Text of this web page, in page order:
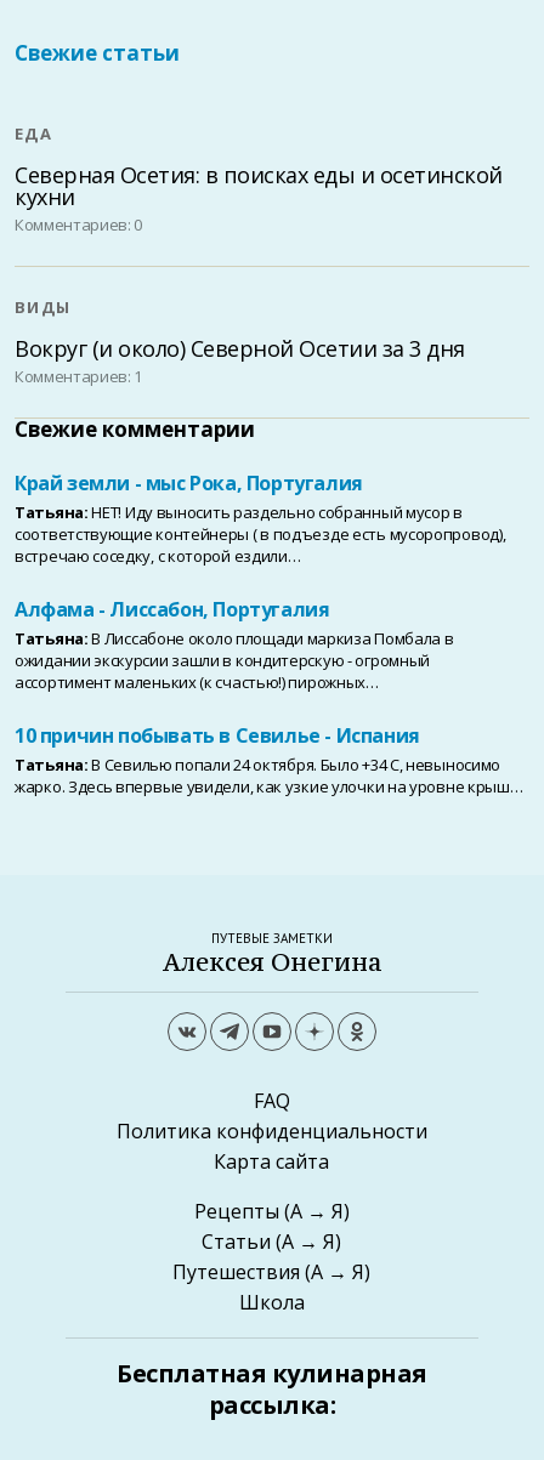
Свежие статьи
ЕДА
Северная Осетия: в поисках еды и осетинской
кухни
Комментариев: 0
ВИДЫ
Вокруг (и около) Северной Осетии за 3 дня
Комментариев: 1
Свежие комментарии
Край земли - мыс Рока, Португалия
Татьяна:НЕТ! Иду выносить раздельно собранный мусор в
соответствующие контейнеры ( в подъезде есть мусоропровод),
встречаю соседку, с которой ездили…
Алфама - Лиссабон, Португалия
Татьяна:В Лиссабоне около площади маркиза Помбала в
ожидании экскурсии зашли в кондитерскую - огромный
ассортимент маленьких (к счастью!) пирожных…
10 причин побывать в Севилье - Испания
Татьяна:В Севилью попали 24 октября. Было +34 С, невыносимо
жарко. Здесь впервые увидели, как узкие улочки на уровне крыш…
ПУТЕВЫЕ ЗАМЕТКИ
Алексея Онегина
FAQ
Политика конфиденциальности
Карта сайта
Рецепты (А → Я)
Статьи (А → Я)
Путешествия (А → Я)
Школа
Бесплатная кулинарная
рассылка: